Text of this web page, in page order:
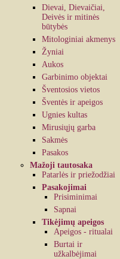
Dievai, Dievaičiai,
Deivės ir mitinės
būtybės
Mitologiniai akmenys
Žyniai
Aukos
Garbinimo objektai
Šventosios vietos
Šventės ir apeigos
Ugnies kultas
Mirusiųjų garba
Sakmės
Pasakos
Mažoji tautosaka
Patarlės ir priežodžiai
Pasakojimai
Prisiminimai
Sapnai
Tikėjimų apeigos
Apeigos - ritualai
Burtai ir
užkalbėjimai